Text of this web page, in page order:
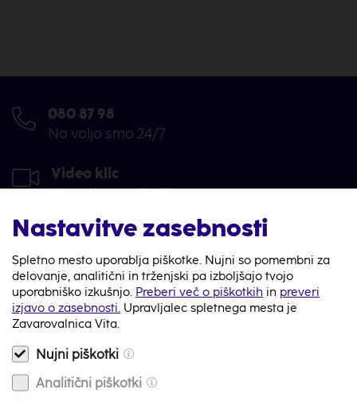
080 87 98
Na voljo smo 24/7
Video klic
Na voljo smo 24/7
info@zav-vita.si
Imaš vprašanje? Piši nam
Zemljevid
s tvojo najbližjo poslovalnico
Nastavitve zasebnosti
Spletno mesto uporablja piškotke. Nujni so pomembni za
delovanje, analitični in trženjski pa izboljšajo tvojo
uporabniško izkušnjo. Preberi več o piškotkih in preveri
izjavo o zasebnosti. Upravljalec spletnega mesta je
Zavarovalnica Vita.
Nujni piškotki
Analitični piškotki